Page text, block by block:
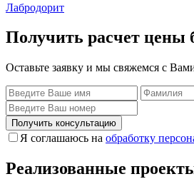
Лабродорит
Получить расчет цены
Оставьте заявку и мы свяжемся с
Получить консультацию
Я соглашаюсь на обработку
Реализованные